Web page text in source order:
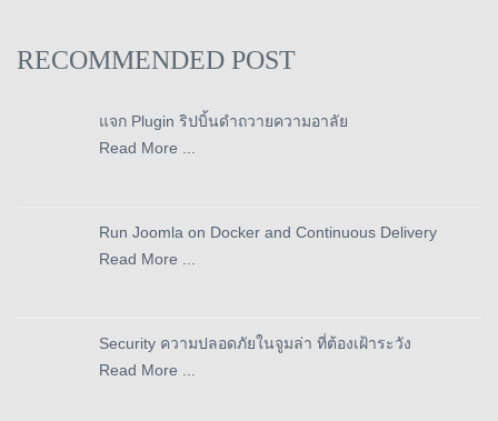
RECOMMENDED POST
แจก Plugin ริปบิ้นดำถวายความอาลัย
Read More ...
Run Joomla on Docker and Continuous Delivery
Read More ...
Security ความปลอดภัยในจูมล่า ที่ต้องเฝ้าระวัง
Read More ...